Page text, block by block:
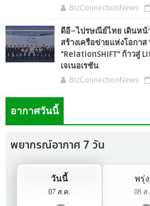
BizConnectionNews
ดีอี–ไปรษณีย์ไทย เดินห
สร้างเครือข่ายแห่งโอกา
"RelationSHIFT" ก้าวสู่
เจเนอเรชัน
BizConnectionNews
อากาศวันนี้